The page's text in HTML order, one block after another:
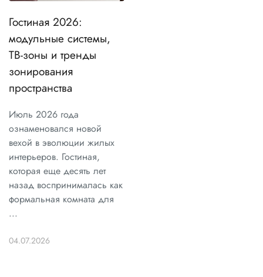
Гостиная 2026:
модульные системы,
ТВ-зоны и тренды
зонирования
пространства
Июль 2026 года
ознаменовался новой
вехой в эволюции жилых
интерьеров. Гостиная,
которая еще десять лет
назад воспринималась как
формальная комната для
...
04.07.2026